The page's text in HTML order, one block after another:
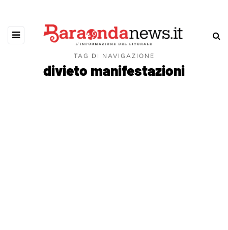
TAG DI NAVIGAZIONE
divieto manifestazioni